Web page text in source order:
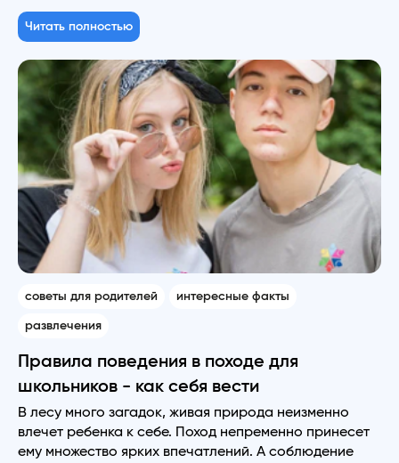
Читать полностью
советы для родителей интересные факты
развлечения
Правила поведения в походе для
школьников - как себя вести
В лесу много загадок, живая природа неизменно
влечет ребенка к себе. Поход непременно принесет
ему множество ярких впечатлений. А соблюдение